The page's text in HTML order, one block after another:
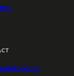
autokopen.nl